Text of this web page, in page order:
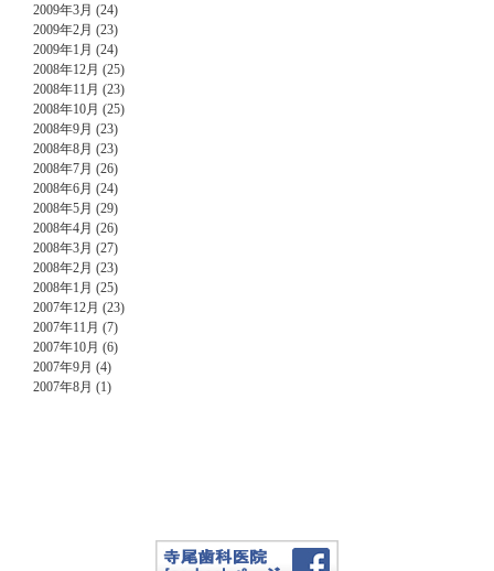
2009年3月 (24)
2009年2月 (23)
2009年1月 (24)
2008年12月 (25)
2008年11月 (23)
2008年10月 (25)
2008年9月 (23)
2008年8月 (23)
2008年7月 (26)
2008年6月 (24)
2008年5月 (29)
2008年4月 (26)
2008年3月 (27)
2008年2月 (23)
2008年1月 (25)
2007年12月 (23)
2007年11月 (7)
2007年10月 (6)
2007年9月 (4)
2007年8月 (1)